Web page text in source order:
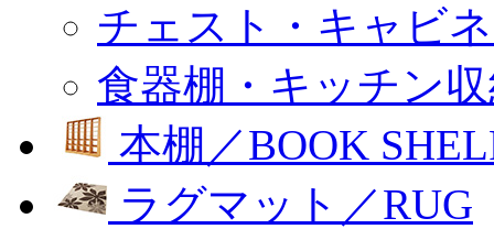
チェスト・キャビ
食器棚・キッチン
本棚／BOOK
ラグマット／RUG